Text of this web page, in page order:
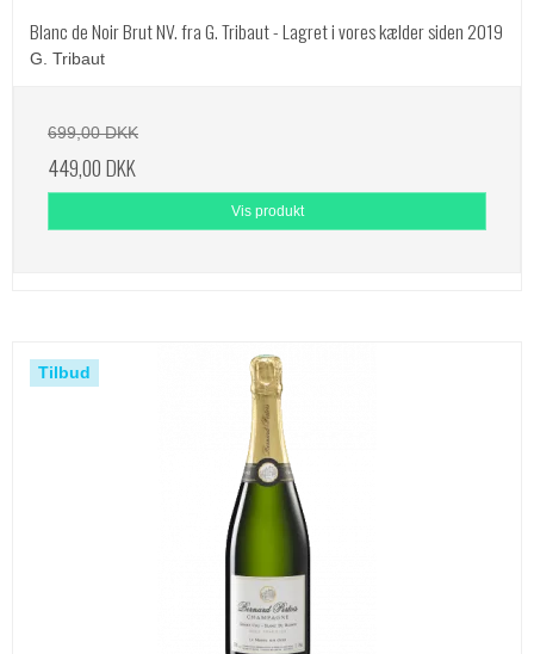
Blanc de Noir Brut NV. fra G. Tribaut - Lagret i vores kælder siden 2019
G. Tribaut
699,00 DKK
449,00 DKK
Vis produkt
Tilbud